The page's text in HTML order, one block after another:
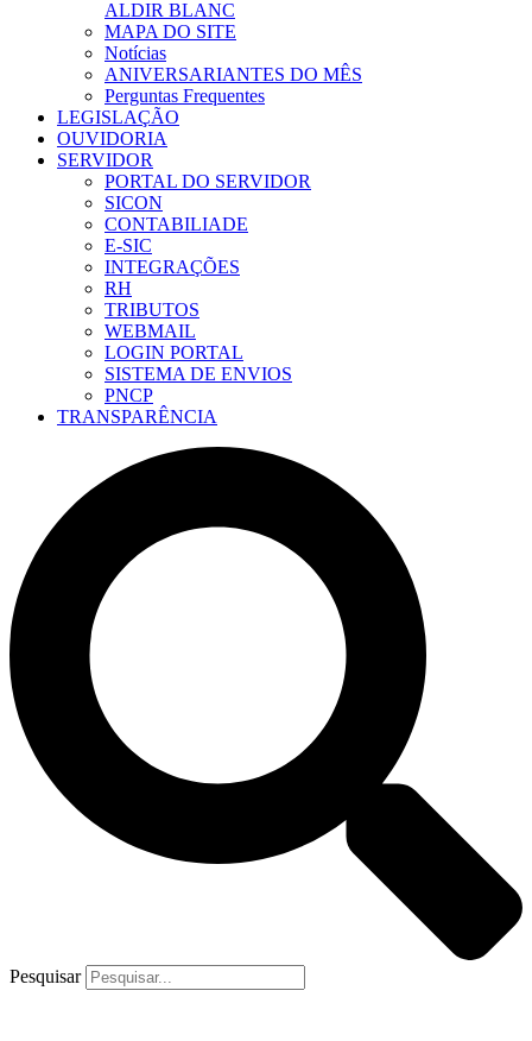
ALDIR BLANC
MAPA DO SITE
Notícias
ANIVERSARIANTES DO MÊS
Perguntas Frequentes
LEGISLAÇÃO
OUVIDORIA
SERVIDOR
PORTAL DO SERVIDOR
SICON
CONTABILIADE
E-SIC
INTEGRAÇÕES
RH
TRIBUTOS
WEBMAIL
LOGIN PORTAL
SISTEMA DE ENVIOS
PNCP
TRANSPARÊNCIA
Pesquisar